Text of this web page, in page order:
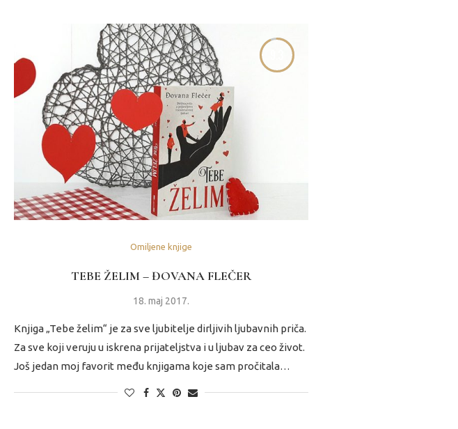
Omiljene knjige
TEBE ŽELIM – ĐOVANA FLEČER
18. maj 2017.
Knjiga „Tebe želim“ je za sve ljubitelje dirljivih ljubavnih priča.
Za sve koji veruju u iskrena prijateljstva i u ljubav za ceo život.
Još jedan moj favorit među knjigama koje sam pročitala…